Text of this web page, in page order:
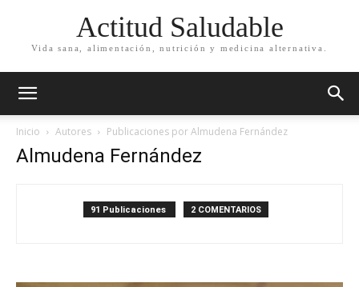
Actitud Saludable
Vida sana, alimentación, nutrición y medicina alternativa.
Inicio Autores Publicaciones por Almudena Fernández
Almudena Fernández
91 Publicaciones 2 COMENTARIOS